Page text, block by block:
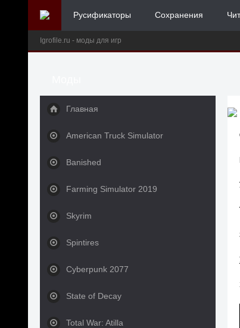
Русификаторы Сохранения
Igrofile.ru - моды для игр
Главная
American Truck Simulator
Banished
Farming Simulator 2019
Skyrim
Spintires
Cyberpunk 2077
State of Decay
Total War: Atilla